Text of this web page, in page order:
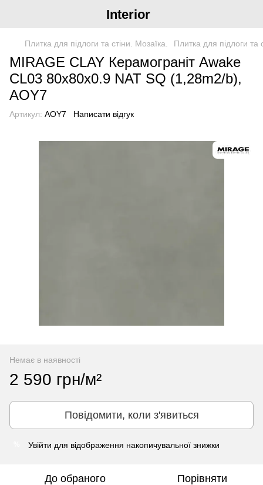
Interior
Плитка для підлоги та стіни. Мозаїка. Плитка для підлоги та
MIRAGE CLAY Керамограніт Awake
CL03 80x80x0.9 NAT SQ (1,28m2/b),
AOY7
Артикул: AOY7 Написати відгук
Немає в наявності
2 590 грн/м²
Повідомити, коли з'явиться
Увійти для відображення накопичувальної знижки
До обраного Порівняти